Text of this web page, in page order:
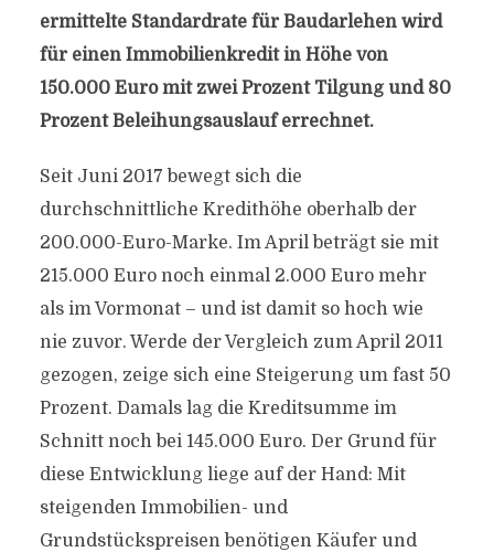
ermittelte Standardrate für Baudarlehen wird
für einen Immobilienkredit in Höhe von
150.000 Euro mit zwei Prozent Tilgung und 80
Prozent Beleihungsauslauf errechnet.
Seit Juni 2017 bewegt sich die
durchschnittliche Kredithöhe oberhalb der
200.000-Euro-Marke. Im April beträgt sie mit
215.000 Euro noch einmal 2.000 Euro mehr
als im Vormonat – und ist damit so hoch wie
nie zuvor. Werde der Vergleich zum April 2011
gezogen, zeige sich eine Steigerung um fast 50
Prozent. Damals lag die Kreditsumme im
Schnitt noch bei 145.000 Euro. Der Grund für
diese Entwicklung liege auf der Hand: Mit
steigenden Immobilien- und
Grundstückspreisen benötigen Käufer und